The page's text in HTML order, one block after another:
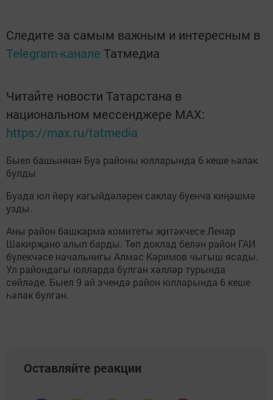
Следите за самым важным и интересным в
Telegram-канале Татмедиа
Читайте новости Татарстана в
национальном мессенджере MАХ:
https://max.ru/tatmedia
Быел башыннан Буа районы юлларында 6 кеше һәлак
булды
Буада юл йөрү кагыйдәләрен саклау буенча киңәшмә
узды.
Аны район башкарма комитеты җитәкчесе Ленар
Шакирҗано алып барды. Төп доклад белән район ГАИ
бүлекчәсе начальнигы Алмас Кәримов чыгыш ясады.
Ул райондагы юлларда булган хәлләр турында
сөйләде. Быел 9 ай эчендә район юлларында 6 кеше
һәлак булган.
Оставляйте реакции